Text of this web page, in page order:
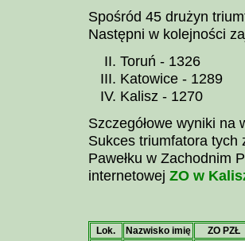
Spośród 45 drużyn
Następni w kolejności
Toruń - 1326
Katowice - 1289
Kalisz - 1270
Szczegółowe wyniki na
Sukces triumfatora tych
Pawełku w Zachodnim
internetowej ZO w
Lok. Nazwisko imię ZO PZŁ